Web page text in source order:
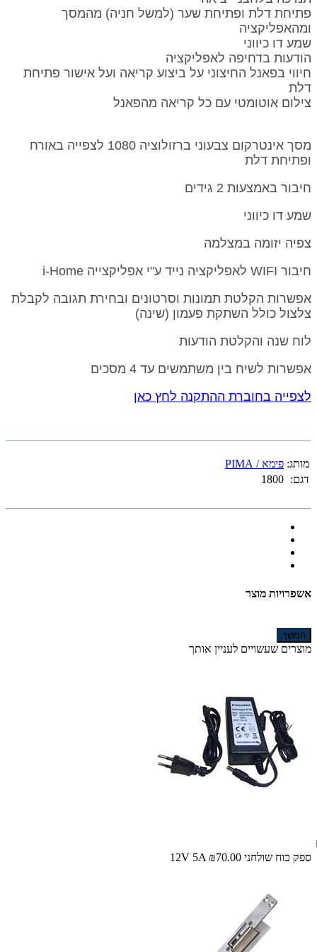
פתיחת דלת ופתיחת שער (למשל חניה) מהמסך
ומהאפליקציה
שמע דו כיווני
הודעות בדחיפה לאפליקציה
חיווי בפאנל החיצוני על ביצוע קריאה ועל אישור פתיחת
דלת
צילום אוטומטי עם כל קריאה מהפאנל
מסך אינטרקום צבעוני ברזולוציה 1080 לצפייה באורח
ופתיחת דלת
חיבור באמצעות 2 גידים
שמע דו כיווני
צפיה יזומה במצלמה
חיבור WIFI לאפליקציה נייד ע"י אפליקצייה i-Home
אפשרות הקלטת תמונות וסרטונים ובחירת תגובה לקבלת
צלצול כולל השתקת פעמון (שינה)
לוח שנה והקלטת הודעות
אפשרות לשיח בין משתמשים עד 4 מסכים
לצפייה בחוברת ההתקנה לחץ כאן
מותג: פימא / PIMA
דגם: 1800
אשפרויות מוצר
המשך
מוצרים שעשויים לעניין אותך
ספק כוח שולחני 12V 5A ₪70.00